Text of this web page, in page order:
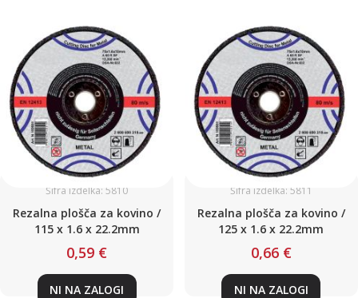
Šifra izdelka: 5810
Rezalna plošča za kovino /
115 x 1.6 x 22.2mm
0,59 €
NI NA ZALOGI
Šifra izdelka: 5811
Rezalna plošča za kovino /
125 x 1.6 x 22.2mm
0,66 €
NI NA ZALOGI